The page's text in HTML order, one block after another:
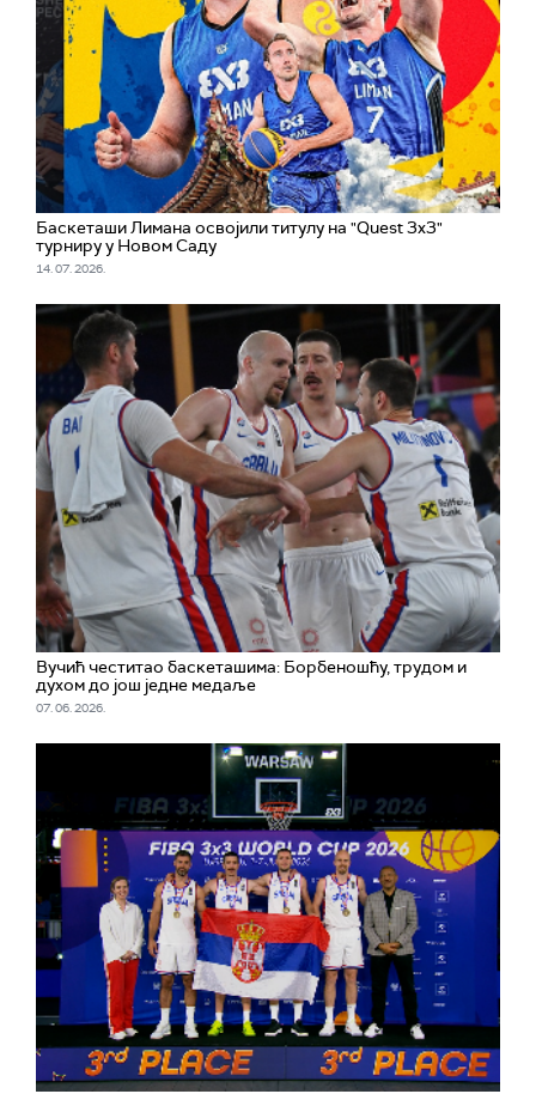
Баскеташи Лимана освојили титулу на "Quest 3x3"
турниру у Новом Саду
14. 07. 2026.
Вучић честитао баскеташима: Борбеношћу, трудом и
духом до још једне медаље
07. 06. 2026.